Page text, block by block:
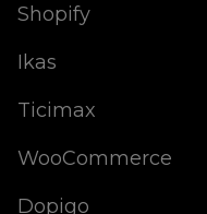
Shopify
Ikas
Ticimax
WooCommerce
Dopigo